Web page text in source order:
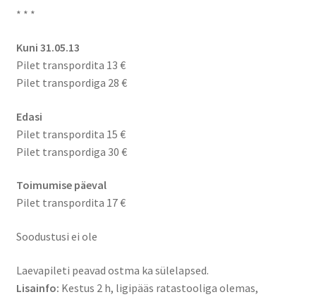
* * *
Kuni 31.05.13
Pilet transpordita 13 €
Pilet transpordiga 28 €
Edasi
Pilet transpordita 15 €
Pilet transpordiga 30 €
Toimumise päeval
Pilet transpordita 17 €
Soodustusi ei ole
Laevapileti peavad ostma ka sülelapsed.
Lisainfo: Kestus 2 h, ligipääs ratastooliga olemas,